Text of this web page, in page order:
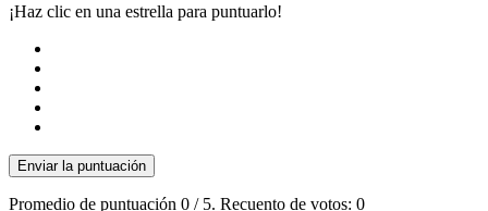
¡Haz clic en una estrella para puntuarlo!
Enviar la puntuación
Promedio de puntuación 0 / 5. Recuento de votos: 0